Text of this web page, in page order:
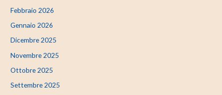
Febbraio 2026
Gennaio 2026
Dicembre 2025
Novembre 2025
Ottobre 2025
Settembre 2025